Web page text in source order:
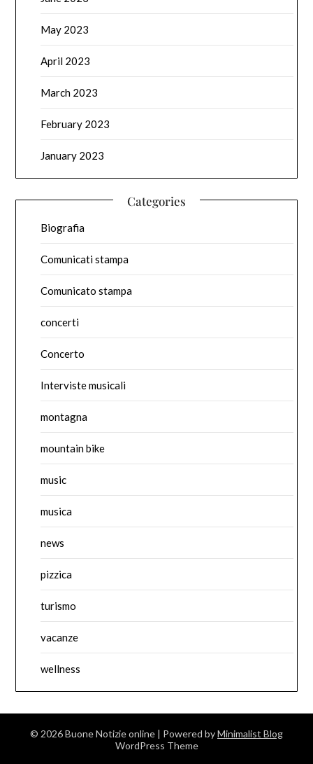
May 2023
April 2023
March 2023
February 2023
January 2023
Categories
Biografia
Comunicati stampa
Comunicato stampa
concerti
Concerto
Interviste musicali
montagna
mountain bike
music
musica
news
pizzica
turismo
vacanze
wellness
© 2026 Buone Notizie online | Powered byMinimalist Blog
WordPress Theme